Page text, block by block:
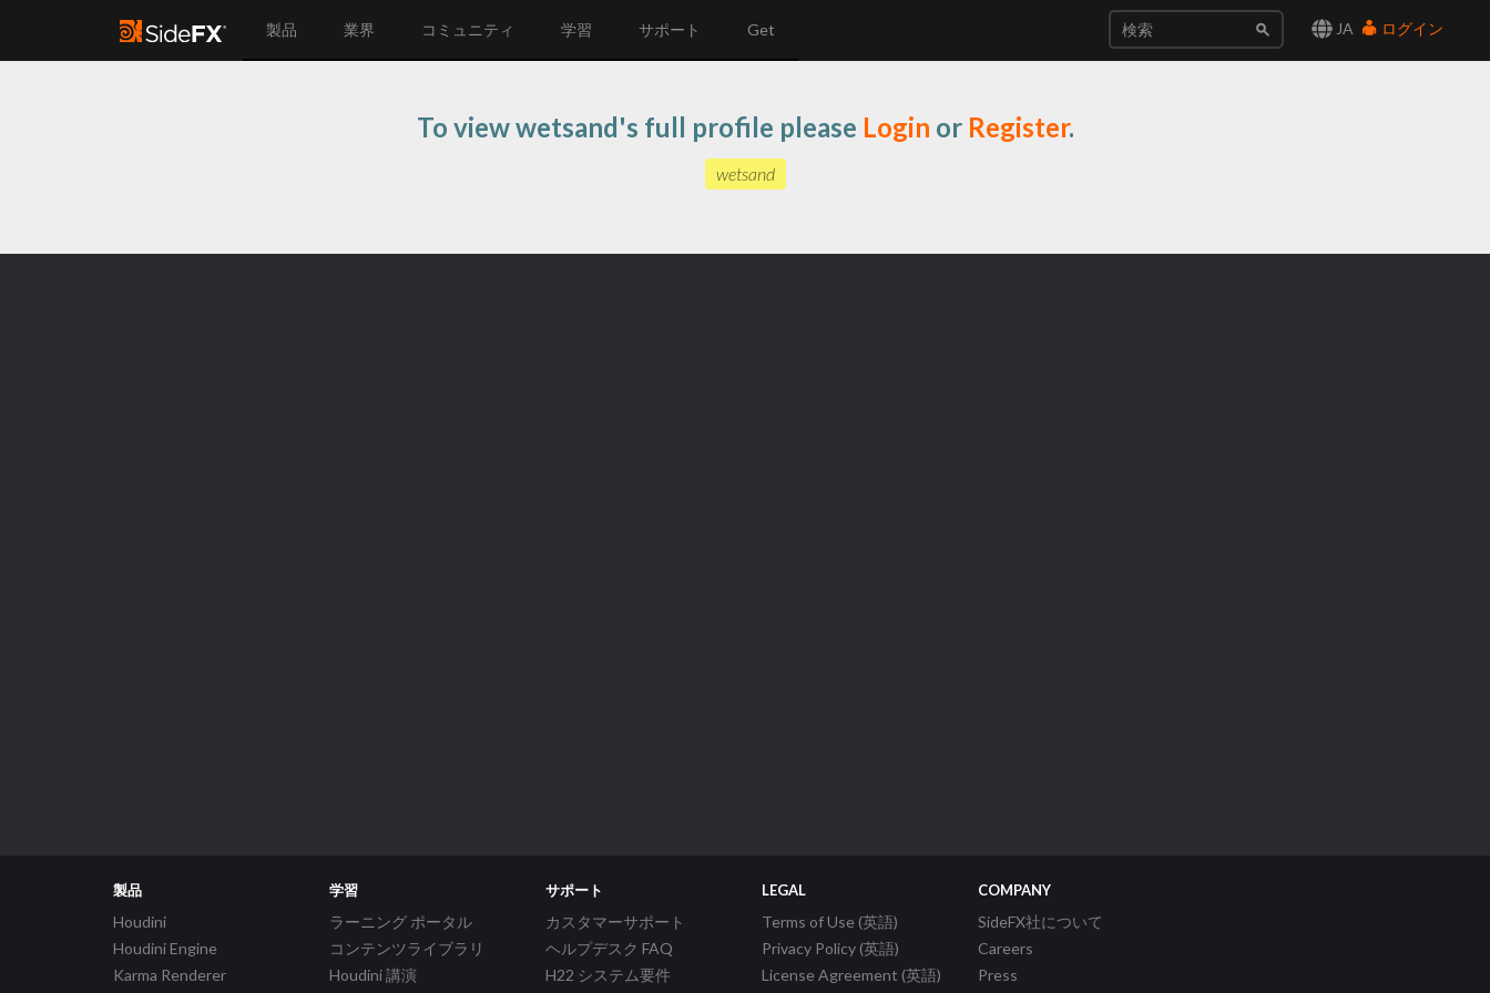
JA ログイン
製品 業界 コミュニティ 学習 サポート Get
To view wetsand's full profile please Login or Register.
wetsand
製品
Houdini
Houdini Engine
Karma Renderer
学習
ラーニング ポータル
コンテンツライブラリ
Houdini 講演
サポート
カスタマーサポート
ヘルプデスク FAQ
H22 システム要件
LEGAL
Terms of Use (英語)
Privacy Policy (英語)
License Agreement (英語)
COMPANY
SideFX社について
Careers
Press